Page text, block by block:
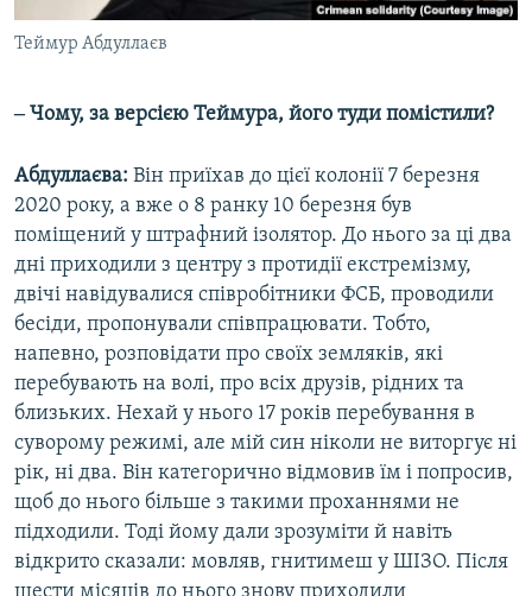
Теймур Абдуллаєв
‒ Чому, за версією Теймура, його туди помістили?
Абдуллаєва: Він приїхав до цієї колонії 7 березня
2020 року, а вже о 8 ранку 10 березня був
поміщений у штрафний ізолятор. До нього за ці два
дні приходили з центру з протидії екстремізму,
двічі навідувалися співробітники ФСБ, проводили
бесіди, пропонували співпрацювати. Тобто,
напевно, розповідати про своїх земляків, які
перебувають на волі, про всіх друзів, рідних та
близьких. Нехай у нього 17 років перебування в
суворому режимі, але мій син ніколи не виторгує ні
рік, ні два. Він категорично відмовив їм і попросив,
щоб до нього більше з такими проханнями не
підходили. Тоді йому дали зрозуміти й навіть
відкрито сказали: мовляв, гнитимеш у ШІЗО. Після